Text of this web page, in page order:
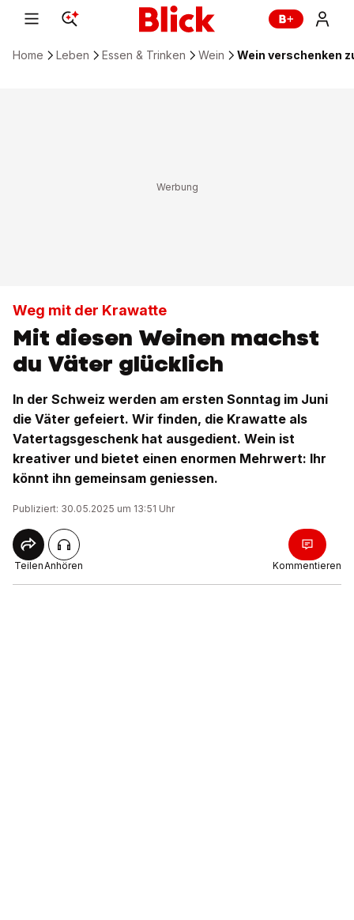
Home Leben Essen & Trinken Wein Wein verschenken
Weg mit der Krawatte
Mit diesen Weinen machst
du Väter glücklich
In der Schweiz werden am ersten Sonntag im Juni
die Väter gefeiert. Wir finden, die Krawatte als
Vatertagsgeschenk hat ausgedient. Wein ist
kreativer und bietet einen enormen Mehrwert: Ihr
könnt ihn gemeinsam geniessen.
Publiziert: 30.05.2025 um 13:51 Uhr
TeilenAnhören Kommentieren